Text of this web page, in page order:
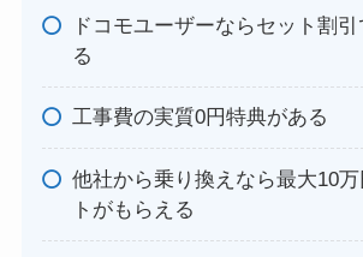
ドコモユーザーならセット割引
る
工事費の実質0円特典がある
他社から乗り換えなら最大10
トがもらえる